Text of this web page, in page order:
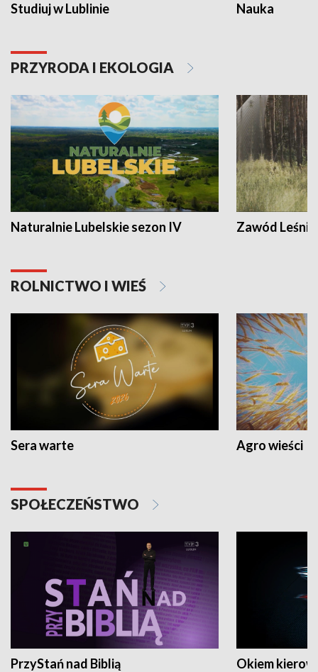
Studiuj w Lublinie Nauka
PRZYRODA I EKOLOGIA
Naturalnie Lubelskie sezon IV Zawód Leśnik
ROLNICTWO I WIEŚ
Sera warte Agro wieści
SPOŁECZEŃSTWO
PrzyStań nad Biblią Okiem